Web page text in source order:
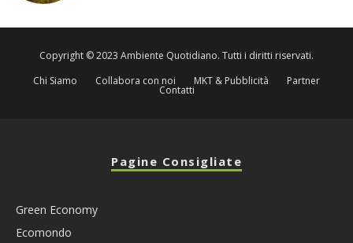
Copyright © 2023 Ambiente Quotidiano. Tutti i diritti riservati.
Chi Siamo
Collabora con noi MKT & Pubblicità Partner
Contatti
Pagine Consigliate
Green Economy
Ecomondo